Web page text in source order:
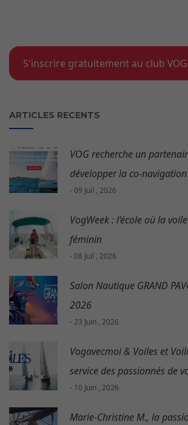
S'inscrire gratuitement au club VOG
ARTICLES RECENTS
VOG recherche un
développer la co-
- 09 Juil , 2026
VogWeek : l’école où la
féminin
- 08 Juil , 2026
Salon Nautique GRAND
2026
- 23 Juin , 2026
Vogavecmoi & Voiles et
service des passionnés de
- 10 Juin , 2026
Marie-Christine M., la